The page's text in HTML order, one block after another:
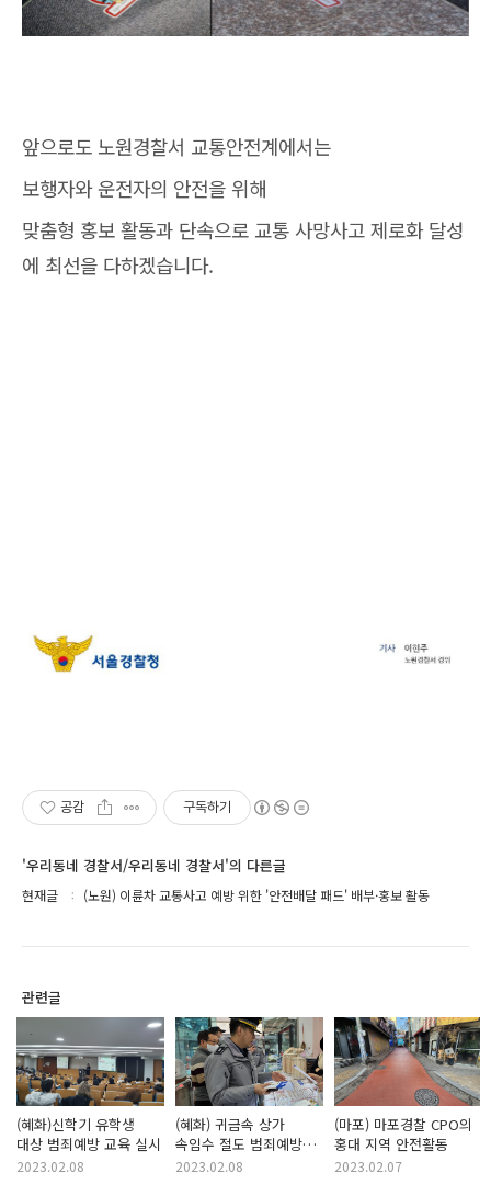
앞으로도 노원경찰서 교통안전계에서는
보행자와 운전자의 안전을 위해
맞춤형 홍보 활동과 단속으로 교통 사망사고 제로화 달성
에 최선을 다하겠습니다.
공감 구독하기
'우리동네 경찰서/우리동네 경찰서'의 다른글
현재글 (노원) 이륜차 교통사고 예방 위한 '안전배달 패드' 배부·홍보 활동
관련글
(혜화)신학기 유학생
대상 범죄예방 교육 실시
2023.02.08
(혜화) 귀금속 상가
속임수 절도 범죄예방
캠페인
2023.02.08
(마포) 마포경찰 CPO의
홍대 지역 안전활동
2023.02.07